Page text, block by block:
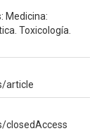
Medicina:
Toxicología.
article
closedAccess